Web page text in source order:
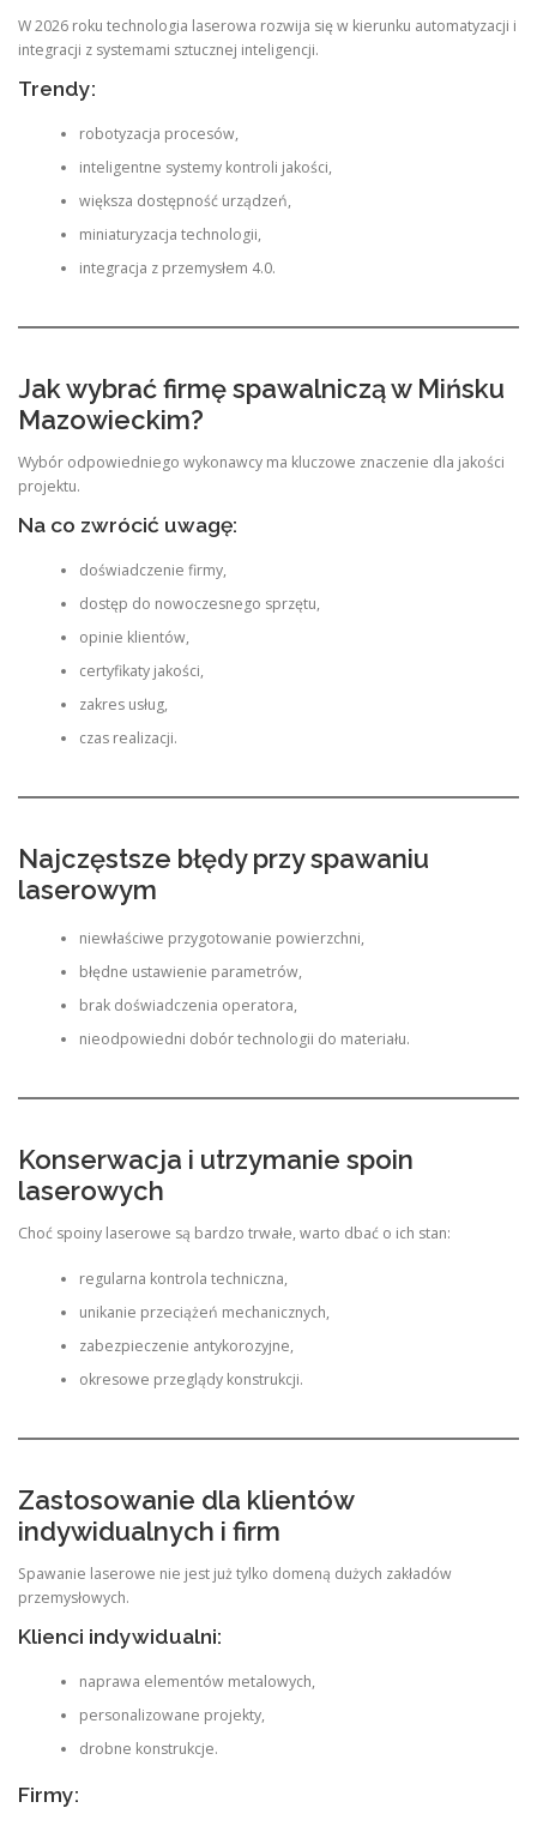
W 2026 roku technologia laserowa rozwija się w kierunku automatyzacji i
integracji z systemami sztucznej inteligencji.
Trendy:
robotyzacja procesów,
inteligentne systemy kontroli jakości,
większa dostępność urządzeń,
miniaturyzacja technologii,
integracja z przemysłem 4.0.
Jak wybrać firmę spawalniczą w Mińsku
Mazowieckim?
Wybór odpowiedniego wykonawcy ma kluczowe znaczenie dla jakości
projektu.
Na co zwrócić uwagę:
doświadczenie firmy,
dostęp do nowoczesnego sprzętu,
opinie klientów,
certyfikaty jakości,
zakres usług,
czas realizacji.
Najczęstsze błędy przy spawaniu
laserowym
niewłaściwe przygotowanie powierzchni,
błędne ustawienie parametrów,
brak doświadczenia operatora,
nieodpowiedni dobór technologii do materiału.
Konserwacja i utrzymanie spoin
laserowych
Choć spoiny laserowe są bardzo trwałe, warto dbać o ich stan:
regularna kontrola techniczna,
unikanie przeciążeń mechanicznych,
zabezpieczenie antykorozyjne,
okresowe przeglądy konstrukcji.
Zastosowanie dla klientów
indywidualnych i firm
Spawanie laserowe nie jest już tylko domeną dużych zakładów
przemysłowych.
Klienci indywidualni:
naprawa elementów metalowych,
personalizowane projekty,
drobne konstrukcje.
Firmy: